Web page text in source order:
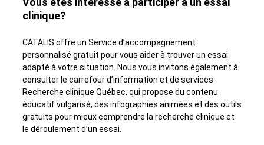
clinique?
CATALIS offre un Service d’accompagnement
personnalisé gratuit pour vous aider à trouver un essai
adapté à votre situation. Nous vous invitons également à
consulter le carrefour d’information et de services
Recherche clinique Québec, qui propose du contenu
éducatif vulgarisé, des infographies animées et des outils
gratuits pour mieux comprendre la recherche clinique et
le déroulement d’un essai.